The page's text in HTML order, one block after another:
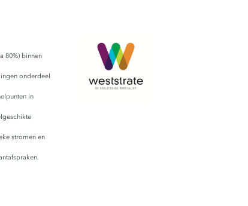
80%) binnen
onderdeel
in
stromen en